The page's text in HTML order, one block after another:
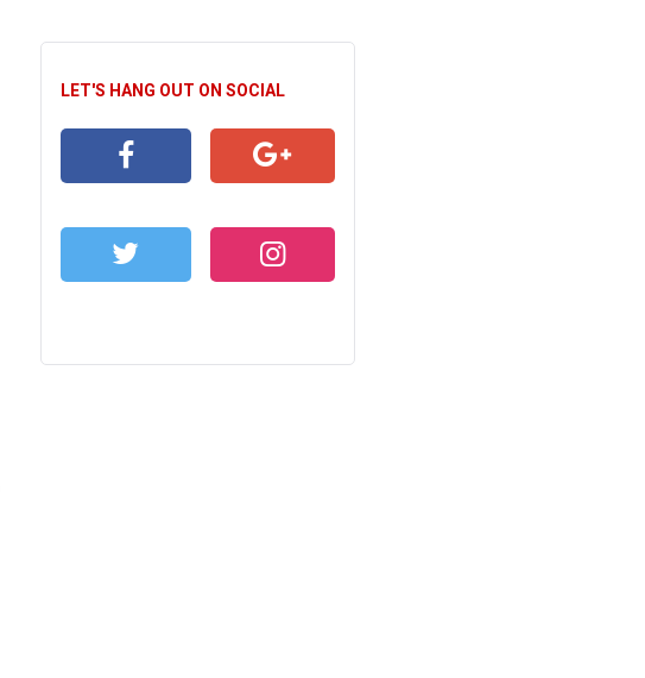
LET'S HANG OUT ON SOCIAL